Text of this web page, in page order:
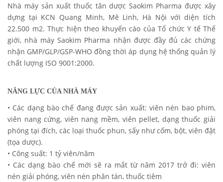
Nhà máy sản xuất thuốc tân dược Saokim Pharma được xây
dựng tại KCN Quang Minh, Mê Linh, Hà Nội với diện tích
22.500 m2. Thực hiện theo khuyến cáo của Tổ chức Y tế Thế
giới, nhà máy Saokim Pharma nhận được đầy đủ các chứng
nhận GMP/GLP/GSP-WHO đồng thời áp dụng hệ thống quản lý
chất lượng ISO 9001:2000.
NĂNG LỰC CỦA NHÀ MÁY
• Các dạng bào chế đang được sản xuất: viên nén bao phim,
viên nang cứng, viên nang mềm, viên pellet, dạng thuốc giải
phóng tại đích, các loại thuốc phun, sấy như cốm, bột, viên đặt
(tọa dược).
• Công suất: 1 tỷ viên/năm
• Các dạng bào chế mới sẽ ra mắt từ năm 2017 trở đi: viên
nén giải phóng, viên nén phân tán, thuốc tiêm